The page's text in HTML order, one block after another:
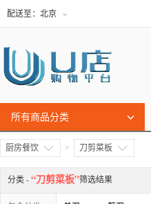
配送至： 北京
所有商品分类
厨房餐饮 > 刀剪菜板
分类 -“刀剪菜板”筛选结果